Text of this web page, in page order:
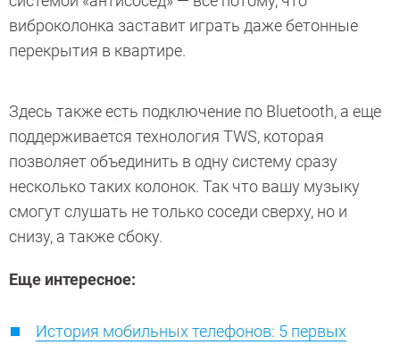
виброколонка заставит играть даже бетонные
перекрытия в квартире.
Здесь также есть подключение по Bluetooth, а еще
поддерживается технология TWS, которая
позволяет объединить в одну систему сразу
несколько таких колонок. Так что вашу музыку
смогут слушать не только соседи сверху, но и
снизу, а также сбоку.
Еще интересное:
История мобильных телефонов: 5 первых